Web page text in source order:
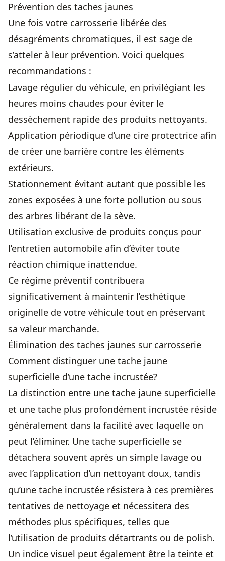
Prévention des taches jaunes
Une fois votre carrosserie libérée des
désagréments chromatiques, il est sage de
s’atteler à leur prévention. Voici quelques
recommandations :
Lavage régulier du véhicule, en privilégiant les
heures moins chaudes pour éviter le
dessèchement rapide des produits nettoyants.
Application périodique d’une cire protectrice afin
de créer une barrière contre les éléments
extérieurs.
Stationnement évitant autant que possible les
zones exposées à une forte pollution ou sous
des arbres libérant de la sève.
Utilisation exclusive de produits conçus pour
l’entretien automobile afin d’éviter toute
réaction chimique inattendue.
Ce régime préventif contribuera
significativement à maintenir l’esthétique
originelle de votre véhicule tout en préservant
sa valeur marchande.
Élimination des taches jaunes sur carrosserie
Comment distinguer une tache jaune
superficielle d’une tache incrustée?
La distinction entre une tache jaune superficielle
et une tache plus profondément incrustée réside
généralement dans la facilité avec laquelle on
peut l’éliminer. Une tache superficielle se
détachera souvent après un simple lavage ou
avec l’application d’un nettoyant doux, tandis
qu’une tache incrustée résistera à ces premières
tentatives de nettoyage et nécessitera des
méthodes plus spécifiques, telles que
l’utilisation de produits détartrants ou de polish.
Un indice visuel peut également être la teinte et